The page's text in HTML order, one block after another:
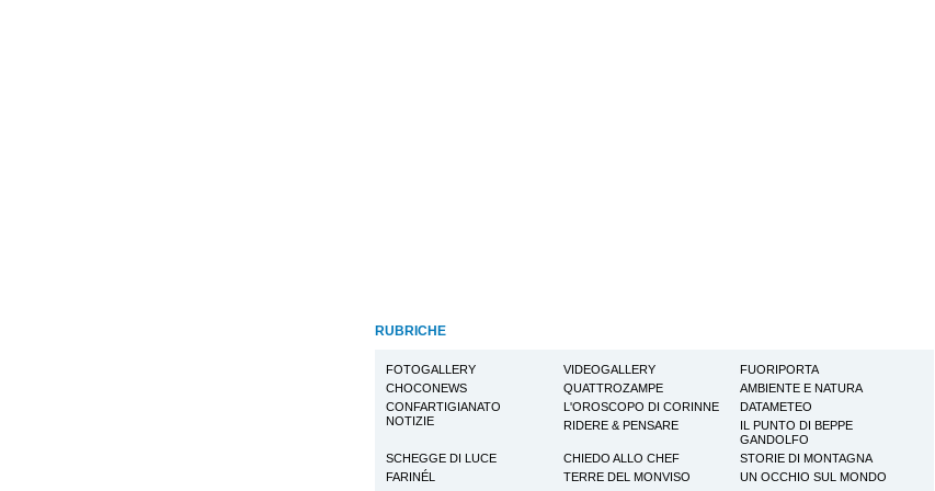
RUBRICHE
FOTOGALLERY VIDEOGALLERY
FUORIPORTA
CHOCONEWS
QUATTROZAMPE
AMBIENTE E NATURA
CONFARTIGIANATO
NOTIZIE
L'OROSCOPO DI CORINNE
DATAMETEO
RIDERE & PENSARE
IL PUNTO DI BEPPE
GANDOLFO
SCHEGGE DI LUCE
CHIEDO ALLO CHEF
STORIE DI MONTAGNA
FARINÉL
TERRE DEL MONVISO
UN OCCHIO SUL MONDO